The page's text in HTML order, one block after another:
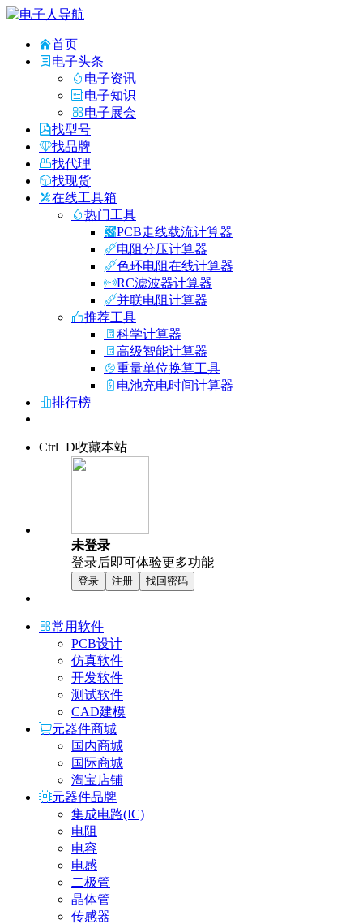
首页
电子头条
电子资讯
电子知识
电子展会
找型号
找品牌
找代理
找现货
在线工具箱
热门工具
PCB走线载流计算器
电阻分压计算器
色环电阻在线计算器
RC滤波器计算器
并联电阻计算器
推荐工具
科学计算器
高级智能计算器
重量单位换算工具
电池充电时间计算器
排行榜
Ctrl+D收藏本站
未登录
登录后即可体验更多功能
登录 注册 找回密码
常用软件
PCB设计
仿真软件
开发软件
测试软件
CAD建模
元器件商城
国内商城
国际商城
淘宝店铺
元器件品牌
集成电路(IC)
电阻
电容
电感
二极管
晶体管
传感器